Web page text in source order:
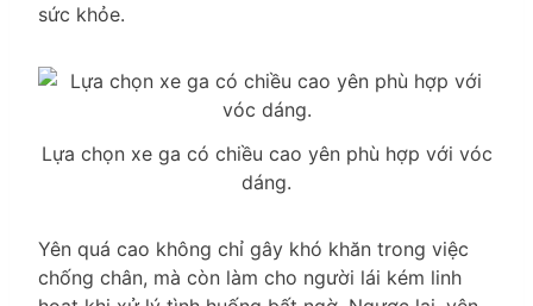
sức khỏe.
Lựa chọn xe ga có chiều cao yên phù hợp với vóc
dáng.
Yên quá cao không chỉ gây khó khăn trong việc
chống chân, mà còn làm cho người lái kém linh